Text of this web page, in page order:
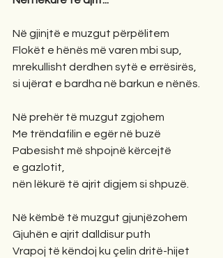
Në gjinjtë e muzgut përpëlitem
Flokët e hënës më varen mbi sup,
mrekullisht derdhen sytë e errësirës,
si ujërat e bardha në barkun e nënës.
Në prehër të muzgut zgjohem
Me trëndafilin e egër në buzë
Pabesisht më shpojnë kërcejtë
e gazlotit,
nën lëkurë të ajrit digjem si shpuzë.
Në këmbë të muzgut gjunjëzohem
Gjuhën e ajrit dalldisur puth
Vrapoj të këndoj ku çelin dritë-hijet